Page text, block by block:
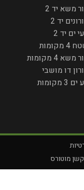
משא יד 2
יד 2
ים יד 2
4 מקומות
דו מושבי